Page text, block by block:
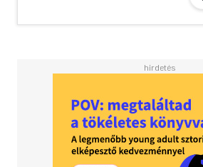
utánagondolunk, vajon érvényesek-e
kapcsolataink minőségének
Olvasd el mások